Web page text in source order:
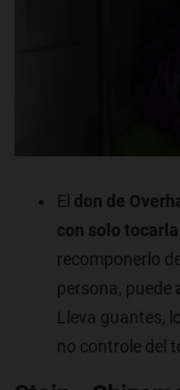
El don de
con solo tocarla
recomponerlo
persona, puede
Lleva guantes,
no controle del